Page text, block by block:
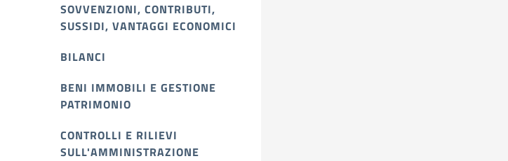
SOVVENZIONI, CONTRIBUTI,
SUSSIDI, VANTAGGI ECONOMICI
BILANCI
BENI IMMOBILI E GESTIONE
PATRIMONIO
CONTROLLI E RILIEVI
SULL'AMMINISTRAZIONE